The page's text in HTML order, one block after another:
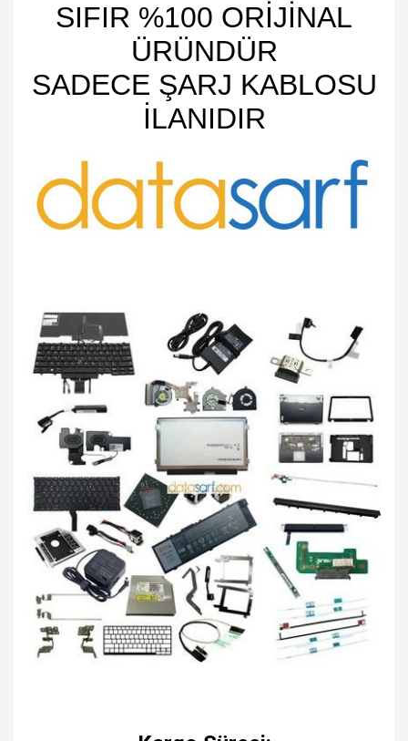
SIFIR %100 ORİJİNAL
ÜRÜNDÜR
SADECE ŞARJ KABLOSU
İLANIDIR